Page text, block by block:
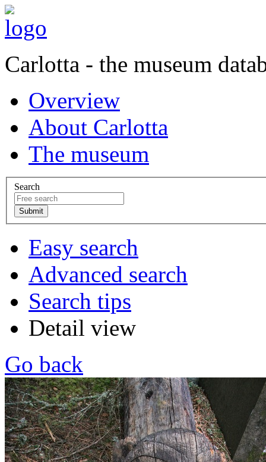
Carlotta - the museum
Overview
About Carlotta
The museum
Search
Easy search
Advanced search
Search tips
Detail view
Go back